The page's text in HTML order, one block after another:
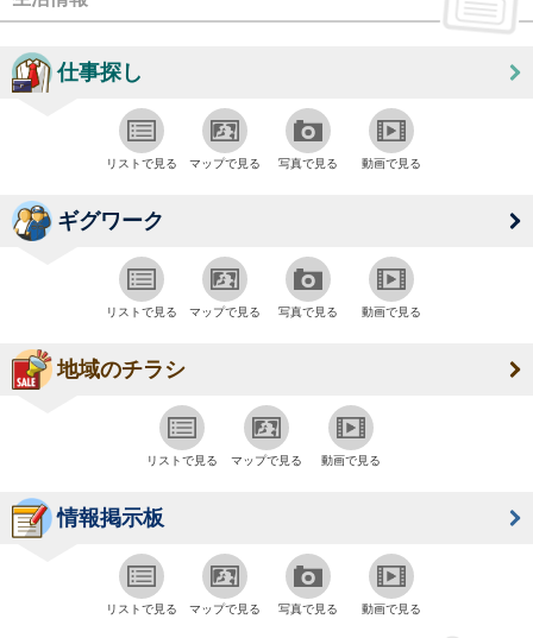
仕事探し
リストで見る マップで見る 写真で見る 動画で見る
ギグワーク
リストで見る マップで見る 写真で見る 動画で見る
地域のチラシ
リストで見る マップで見る 動画で見る
情報掲示板
リストで見る マップで見る 写真で見る 動画で見る